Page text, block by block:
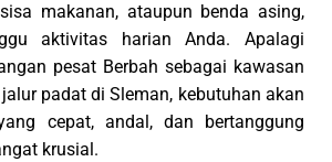
makanan, ataupun benda asing,
aktivitas harian Anda. Apalagi
pesat Berbah sebagai kawasan
padat di Sleman, kebutuhan akan
cepat, andal, dan bertanggung
krusial.